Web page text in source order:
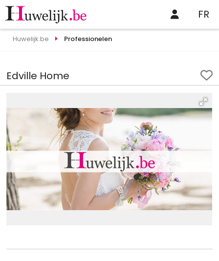
FR
Huwelijk.be Professionelen
Edville Home